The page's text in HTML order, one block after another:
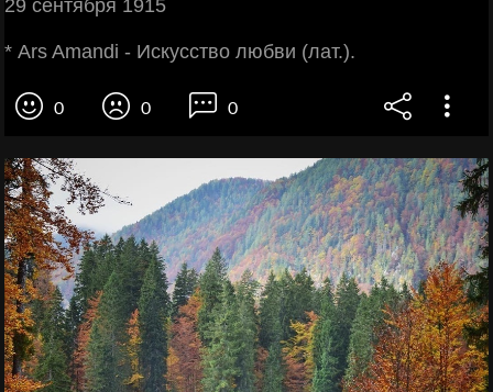
29 сентября 1915
* Ars Amandi - Искусство любви (лат.).
0 0 0